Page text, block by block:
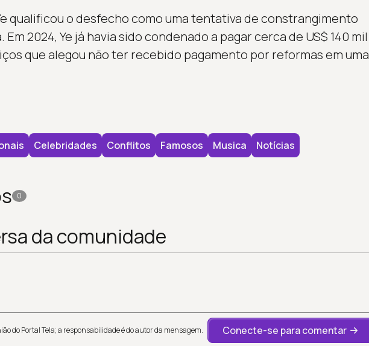
qualificou o desfecho como uma tentativa de constrangimento
2024, Ye já havia sido condenado a pagar cerca de US$ 140 mil
que alegou não ter recebido pagamento por reformas em uma
Celebridades Conflitos Famosos Musica Notícias
0
da comunidade
do Portal Tela; a responsabilidade é do autor da mensagem. Conecte-se para comentar